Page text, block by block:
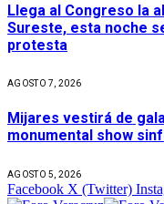
Llega al Congreso la
Sureste, esta noche
protesta
AGOSTO 7, 2026
Mijares vestirá de
monumental show
AGOSTO 5, 2026
Facebook X (Twitter)